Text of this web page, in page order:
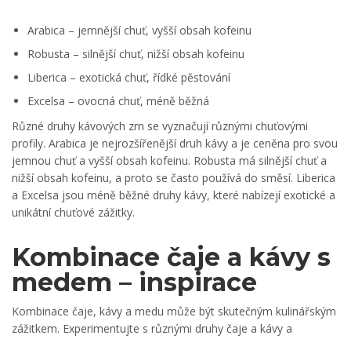
Arabica – jemnější chuť, vyšší obsah kofeinu
Robusta – silnější chuť, nižší obsah kofeinu
Liberica – exotická chuť, řídké pěstování
Excelsa – ovocná chuť, méně běžná
Různé druhy kávových zrn se vyznačují různými chuťovými
profily. Arabica je nejrozšířenější druh kávy a je ceněna pro svou
jemnou chuť a vyšší obsah kofeinu. Robusta má silnější chuť a
nižší obsah kofeinu, a proto se často používá do směsí. Liberica
a Excelsa jsou méně běžné druhy kávy, které nabízejí exotické a
unikátní chuťové zážitky.
Kombinace čaje a kávy s
medem – inspirace
Kombinace čaje, kávy a medu může být skutečným kulinářským
zážitkem. Experimentujte s různými druhy čaje a kávy a